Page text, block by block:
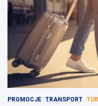
PROMOCJE TRANSPORT